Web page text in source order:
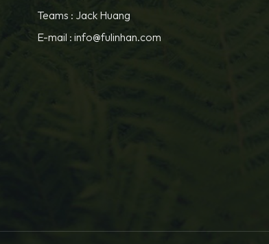
Teams : Jack Huang
E-mail : info@fulinhan.com